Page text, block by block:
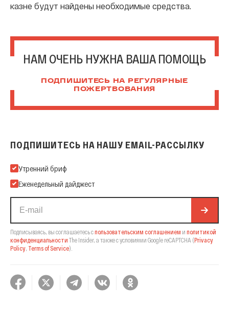
казне будут найдены необходимые средства.
НАМ ОЧЕНЬ НУЖНА ВАША ПОМОЩЬ
ПОДПИШИТЕСЬ НА РЕГУЛЯРНЫЕ
ПОЖЕРТВОВАНИЯ
ПОДПИШИТЕСЬ НА НАШУ EMAIL-РАССЫЛКУ
Подпишитесь на нашу Email-рассылку
Утренний бриф
Еженедельный дайджест
Подписываясь, вы соглашаетесь спользовательским соглашением и политикой
конфиденциальности The Insider, а также с условиями Google reCAPTCHA (Privacy
Policy Terms of Service).